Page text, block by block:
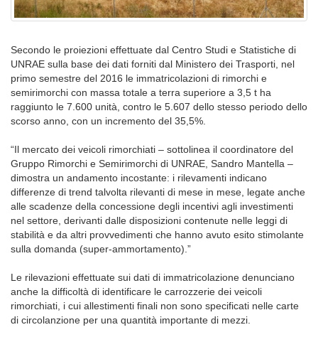
Secondo le proiezioni effettuate dal Centro Studi e Statistiche di
UNRAE sulla base dei dati forniti dal Ministero dei Trasporti, nel
primo semestre del 2016 le immatricolazioni di rimorchi e
semirimorchi con massa totale a terra superiore a 3,5 t ha
raggiunto le 7.600 unità, contro le 5.607 dello stesso periodo dello
scorso anno, con un incremento del 35,5%.
“Il mercato dei veicoli rimorchiati – sottolinea il coordinatore del
Gruppo Rimorchi e Semirimorchi di UNRAE, Sandro Mantella –
dimostra un andamento incostante: i rilevamenti indicano
differenze di trend talvolta rilevanti di mese in mese, legate anche
alle scadenze della concessione degli incentivi agli investimenti
nel settore, derivanti dalle disposizioni contenute nelle leggi di
stabilità e da altri provvedimenti che hanno avuto esito stimolante
sulla domanda (super-ammortamento).”
Le rilevazioni effettuate sui dati di immatricolazione denunciano
anche la difficoltà di identificare le carrozzerie dei veicoli
rimorchiati, i cui allestimenti finali non sono specificati nelle carte
di circolanzione per una quantità importante di mezzi.